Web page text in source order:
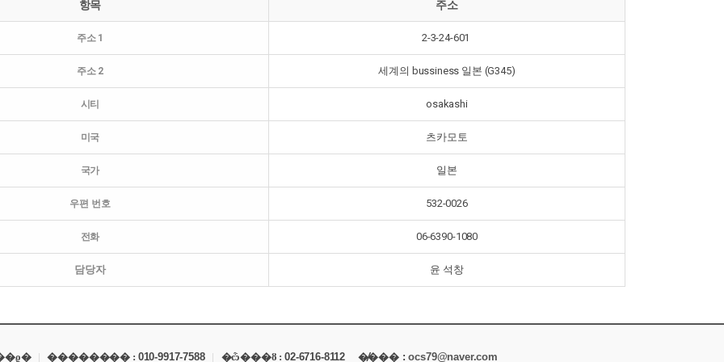
항목 주소
주소 1 2-3-24-601
주소 2 세계의 bussiness 일본 (G345)
시티 osakashi
미국 츠카모토
국가 일본
우편 번호 532-0026
전화 06-6390-1080
담당자 윤 석창
|�������� : 010-9917-7588 | �ѽ���ȣ :02-6716-8112 �̸��� :ocs79@naver.com